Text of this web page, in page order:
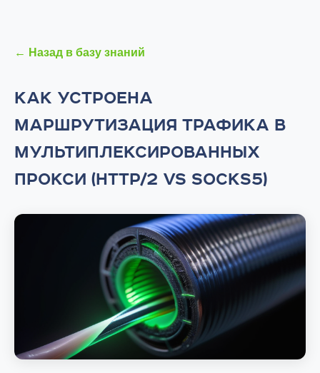
← Назад в базу знаний
КАК УСТРОЕНА
МАРШРУТИЗАЦИЯ ТРАФИКА В
МУЛЬТИПЛЕКСИРОВАННЫХ
ПРОКСИ (HTTP/2 VS SOCKS5)